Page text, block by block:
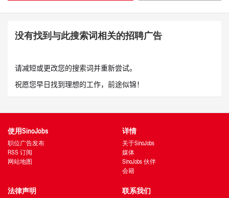
没有找到与此搜索词相关的招聘广告
请减短或更改您的搜索词并重新尝试。
祝愿您早日找到理想的工作，前途似锦！
使用SinoJobs
职位广告发布
RSS 订阅
网站地图
详情
关于SinoJobs
媒体
SinoJobs 伙伴
会籍
法律声明 联系我们